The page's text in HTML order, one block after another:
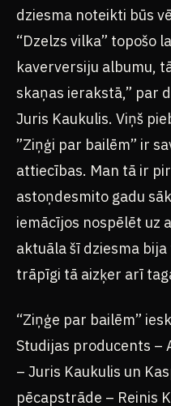
dziesma noteikti būs
“Dzelzs vilka” topošo
kaverversiju albumu,
skaņas ierakstā,” par
Juris Kaukulis. Viņš
”Ziņģi par bailēm” ir
attiecības. Man tā ir
astoņdesmito gadu
iemācījos nospēlēt uz
aktuāla šī dziesma
trāpīgi tā aizķer arī
“Ziņģe par bailēm”
Studijas producents –
– Juris Kaukulis un
pēcapstrāde – Reinis